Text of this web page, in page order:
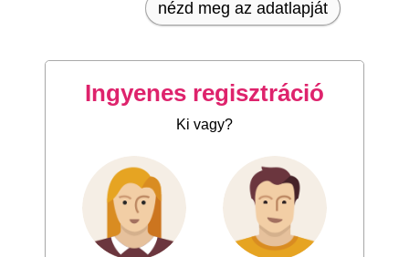
nézd meg az adatlapját
Ingyenes regisztráció
Ki vagy?